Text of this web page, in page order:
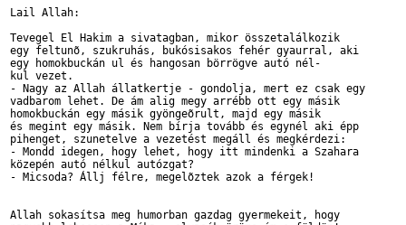
Lail Allah:
Tevegel El Hakim a sivatagban, mikor összetalálkozik
egy feltunõ, szukruhás, bukósisakos fehér gyaurral, aki
egy homokbuckán ul és hangosan börrögve autó nél-
kul vezet.
- Nagy az Allah állatkertje - gondolja, mert ez csak egy
vadbarom lehet. De ám alig megy arrébb ott egy másik
homokbuckán egy másik gyöngeõrult, majd egy másik
és megint egy másik. Nem bírja tovább és egynél aki épp
pihenget, szunetelve a vezetést megáll és megkérdezi:
- Mondd idegen, hogy lehet, hogy itt mindenki a Szahara
közepén autó nélkul autózgat?
- Micsoda? Állj félre, megelõztek azok a férgek!
Allah sokasítsa meg humorban gazdag gyermekeit, hogy